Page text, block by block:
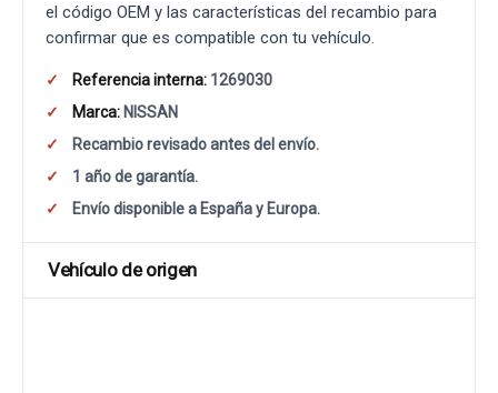
el código OEM y las características del recambio para
confirmar que es compatible con tu vehículo.
Referencia interna: 1269030
Marca: NISSAN
Recambio revisado antes del envío.
1 año de garantía.
Envío disponible a España y Europa.
Vehículo de origen